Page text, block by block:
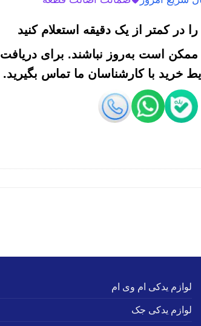
در کمتر از یک دقیقه استعلام کنید
است به‌روز نباشند. برای دریافت
خرید با کارشناسان ما تماس بگیرید.
لوازم یدکی ام وی ام
لوازم یدکی جک